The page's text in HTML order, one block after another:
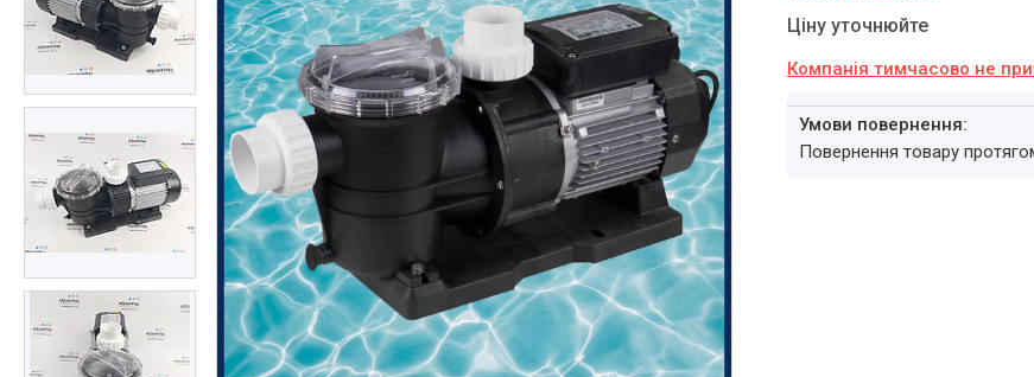
Обладнання для басейнів
Ціну уточнюйте
Компанія тимчасово не
повернення товару